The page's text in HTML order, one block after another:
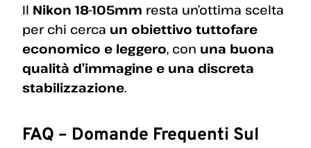
Il Nikon 18-105mm resta un’ottima scelta
per chi cerca un obiettivo tuttofare
economico e leggero, con una buona
qualità d’immagine e una discreta
stabilizzazione.
FAQ – Domande Frequenti Sul